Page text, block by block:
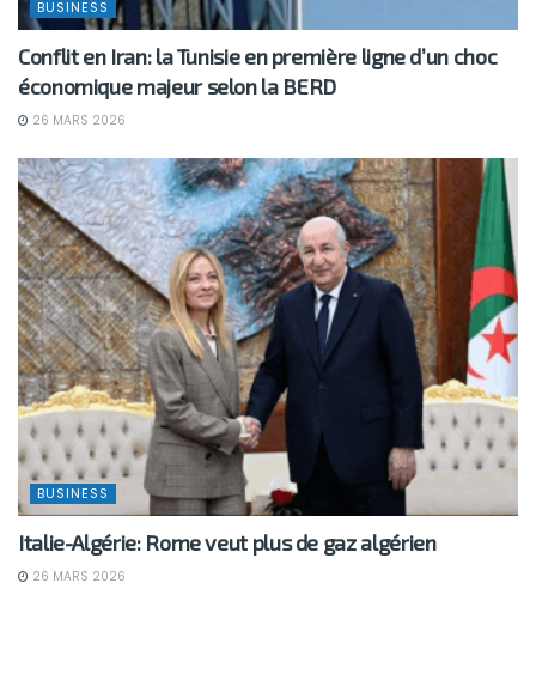
BUSINESS
Conflit en Iran: la Tunisie en première ligne d’un choc
économique majeur selon la BERD
26 MARS 2026
BUSINESS
Italie-Algérie: Rome veut plus de gaz algérien
26 MARS 2026